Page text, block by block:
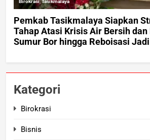
Kategori
Birokrasi
Bisnis